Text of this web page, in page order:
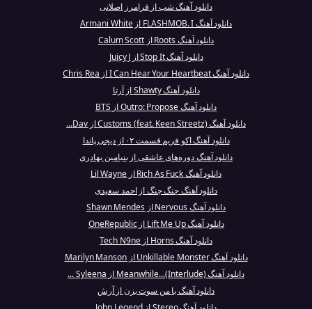
دانلود آهنگ شب از فرامرز اصلانی
دانلود آهنگ FLASHMOB. I از Armani White
دانلود آهنگ Roots از Calum Scott
دانلود آهنگ Stop It از Juicy J
دانلود آهنگ I Can Hear Your Heartbeat از Chris Rea
دانلود آهنگ Shawty از آرتا
دانلود آهنگ Outro: Propose از BTS
دانلود آهنگ Customs (feat. Keen Streetz) از Dav...
دانلود آهنگ اکو فریم قسمت ۰۲ از دیجی پاندا
دانلود آهنگ دوره‌های عاشقی از بنیامین بهادری
دانلود آهنگ Rich As Fuck از Lil Wayne
دانلود آهنگ جنگ جنگ از احمد سعیدی
دانلود آهنگ Nervous از Shawn Mendes
دانلود آهنگ Lift Me Up از OneRepublic
دانلود آهنگ Horns از Tech N9ne
دانلود آهنگ Unkillable Monster از Marilyn Manson
دانلود آهنگ Meanwhile...(Interlude) از Syleena ...
دانلود آهنگ با من سوت بزن از آرش